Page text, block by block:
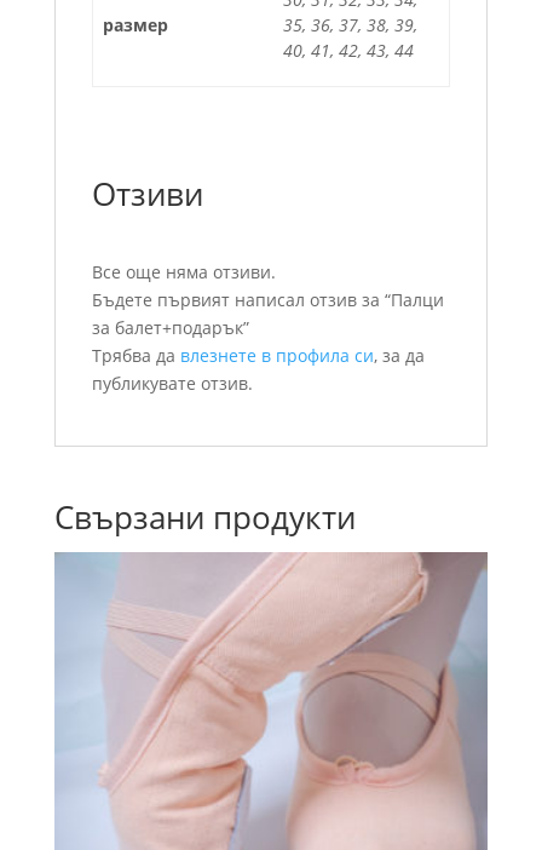
размер
35, 36, 37, 38, 39,
40, 41, 42, 43, 44
Отзиви
Все още няма отзиви.
Бъдете първият написал отзив за “Палци
за балет+подарък”
Трябва да влезнете в профила си, за да
публикувате отзив.
Свързани продукти